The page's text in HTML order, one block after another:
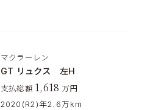
マクラーレン
GT リュクス 左H
支払総額 1,618 万円
2020(R2)年2.6万km